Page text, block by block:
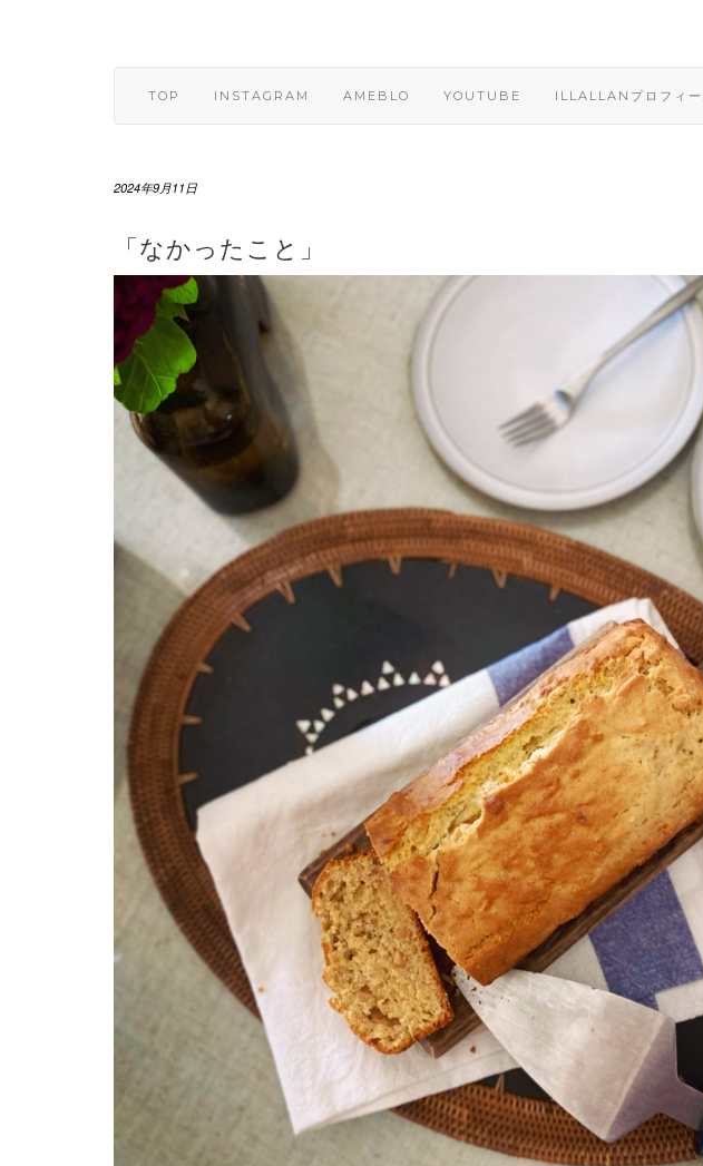
TOP INSTAGRAM AMEBLO YOUTUBE ILLALLANプロフィー
2024年9月11日
「なかったこと」